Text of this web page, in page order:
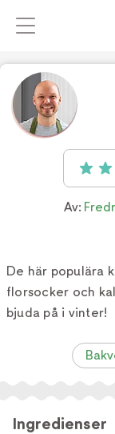
Av:
De här populära
florsocker och
bjuda på i vinter!
Ingredienser